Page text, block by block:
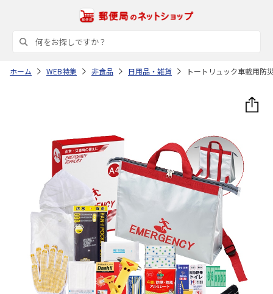
ホーム WEB特集 非食品 日用品・雑貨 トートリュック車載用